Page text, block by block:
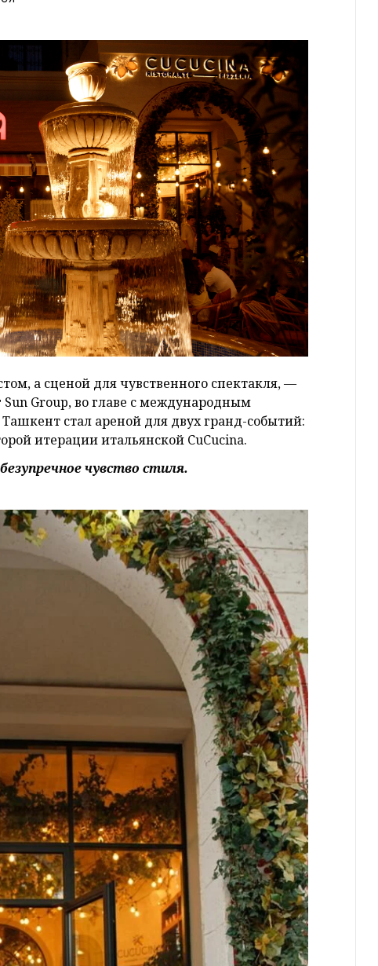
а сценой для чувственного спектакля, —
Group, во главе с международным
стал ареной для двух гранд-событий:
итерации итальянской CuCucina.
чувство стиля.